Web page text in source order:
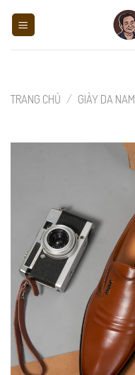
TRANG CHỦ / GIÀY DA NAM